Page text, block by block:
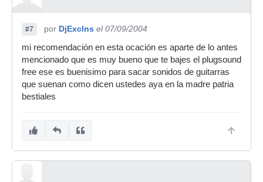
#7 por DjExclns el 07/09/2004
mi recomendación en esta ocación es aparte de lo antes
mencionado que es muy bueno que te bajes el plugsound
free ese es buenisimo para sacar sonidos de guitarras
que suenan como dicen ustedes aya en la madre patria
bestiales